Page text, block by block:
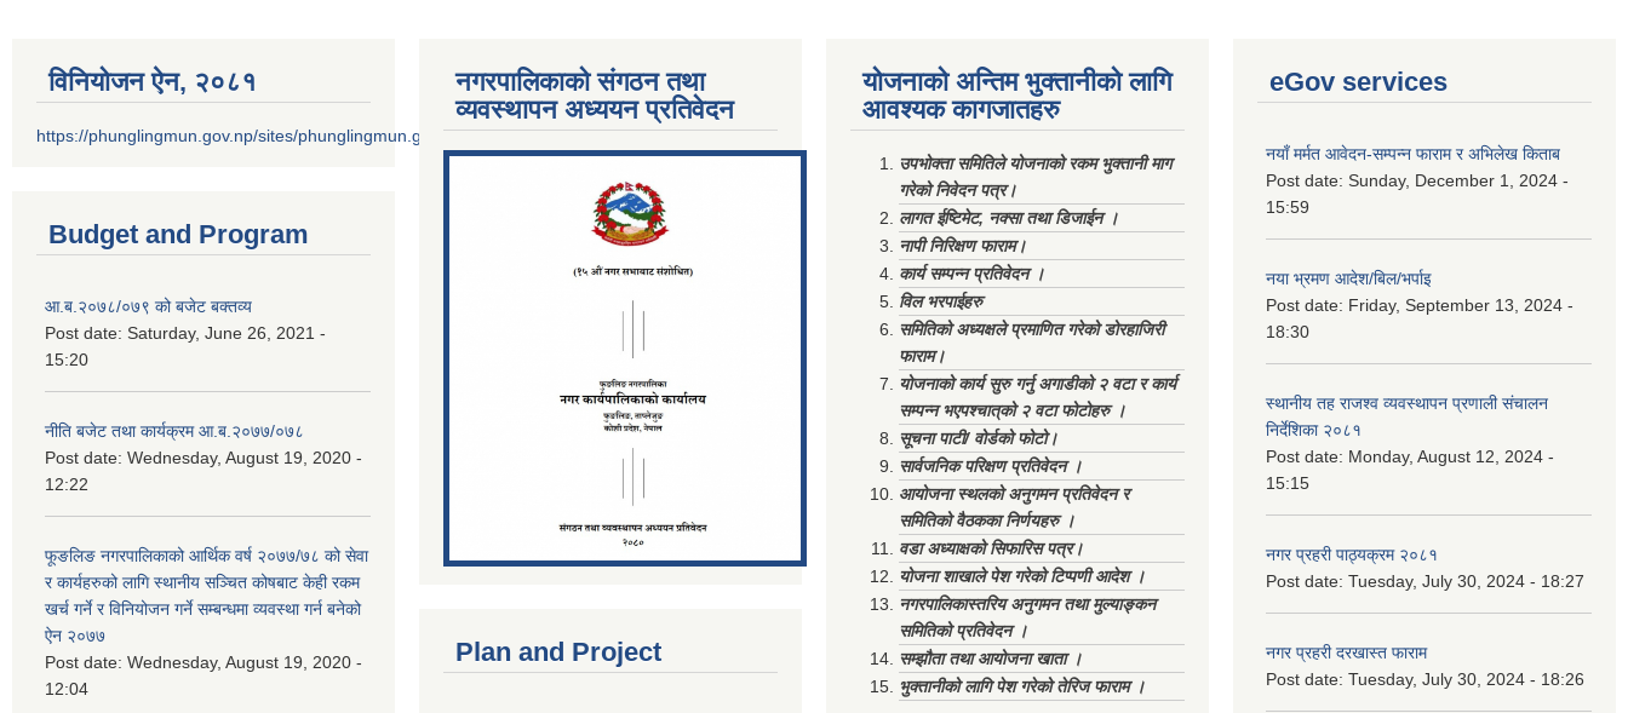
विनियोजन ऐन‚ २०८१
https://phunglingmun.gov.np/sites/phunglingmun.gov.np/files/documents/Al...
Budget and Program
आ.ब.२०७८/०७९ को बजेट बक्तव्य
Post date: Saturday, June 26, 2021 -
15:20
नीति बजेट तथा कार्यक्रम आ.ब.२०७७/०७८
Post date: Wednesday, August 19, 2020 -
12:22
फूङलिङ नगरपालिकाको आर्थिक वर्ष २०७७/७८ को सेवा
र कार्यहरुको लागि स्थानीय सञ्चित कोषबाट केही रकम
खर्च गर्ने र विनियोजन गर्ने सम्बन्धमा व्यवस्था गर्न बनेको
ऐन २०७७
Post date: Wednesday, August 19, 2020 -
12:04
नगरपालिकाको संगठन तथा
व्यवस्थापन अध्ययन प्रतिवेदन
Plan and Project
योजनाको अन्तिम भुक्तानीको लागि
आवश्यक कागजातहरु
उपभोक्ता समितिले योजनाको रकम भुक्तानी माग
गरेको निवेदन पत्र।
लागत ईष्टिमेट, नक्सा तथा डिजाईन ।
नापी निरिक्षण फाराम।
कार्य सम्पन्न प्रतिवेदन ।
विल भरपाईहरु
समितिको अध्यक्षले प्रमाणित गरेको डोरहाजिरी
फाराम।
योजनाको कार्य सुरु गर्नु अगाडीको २ वटा र कार्य
सम्पन्न भएपश्चात्‌को २ वटा फोटोहरु ।
सूचना पाटी/ वोर्डको फोटो।
सार्वजनिक परिक्षण प्रतिवेदन ।
आयोजना स्थलको अनुगमन प्रतिवेदन र
समितिको वैठकका निर्णयहरु ।
वडा अध्याक्षको सिफारिस पत्र।
योजना शाखाले पेश गरेको टिप्पणी आदेश ।
नगरपालिकास्तरिय अनुगमन तथा मुल्याङ्कन
समितिको प्रतिवेदन ।
सम्झौता तथा आयोजना खाता ।
भुक्तानीको लागि पेश गरेको तेरिज फाराम ।
eGov services
नयाँ मर्मत आवेदन-सम्पन्न फाराम र अभिलेख किताब
Post date: Sunday, December 1, 2024 -
15:59
नया भ्रमण आदेश/बिल/भर्पाइ
Post date: Friday, September 13, 2024 -
18:30
स्थानीय तह राजश्व व्यवस्थापन प्रणाली संचालन
निर्देशिका २०८१
Post date: Monday, August 12, 2024 -
15:15
नगर प्रहरी पाठ्यक्रम २०८१
Post date: Tuesday, July 30, 2024 - 18:27
नगर प्रहरी दरखास्त फाराम
Post date: Tuesday, July 30, 2024 - 18:26